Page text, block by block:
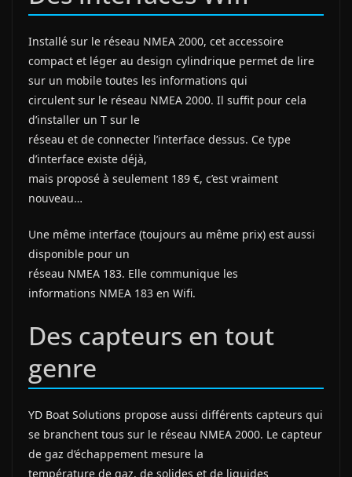
Installé sur le réseau NMEA 2000, cet accessoire
compact et léger au design cylindrique permet de lire
sur un mobile toutes les informations qui
circulent sur le réseau NMEA 2000. Il suffit pour cela
d’installer un T sur le
réseau et de connecter l’interface dessus. Ce type
d’interface existe déjà,
mais proposé à seulement 189 €, c’est vraiment
nouveau…
Une même interface (toujours au même prix) est aussi
disponible pour un
réseau NMEA 183. Elle communique les
informations NMEA 183 en Wifi.
Des capteurs en tout
genre
YD Boat Solutions propose aussi différents capteurs qui
se branchent tous sur le réseau NMEA 2000. Le capteur
de gaz d’échappement mesure la
température de gaz, de solides et de liquides